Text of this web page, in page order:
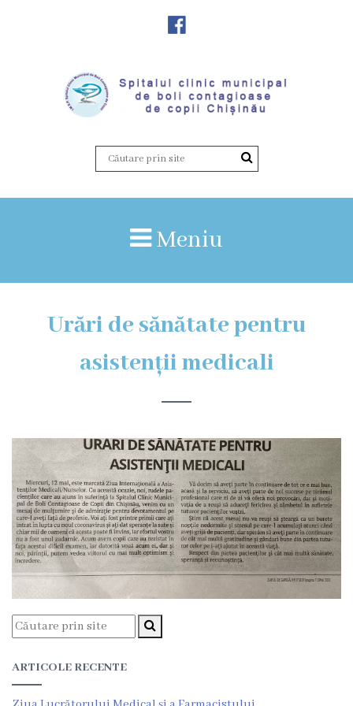
instituției
Vicedirector
vacante
Calitate
Regulamente
Istorii
succes
Secții
Meniu
Urări de sănătate pentru
asistenții medicali
ARTICOLE RECENTE